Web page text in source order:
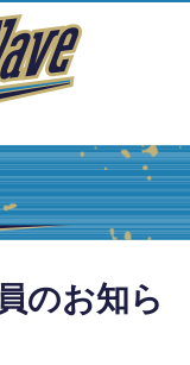
のお知ら